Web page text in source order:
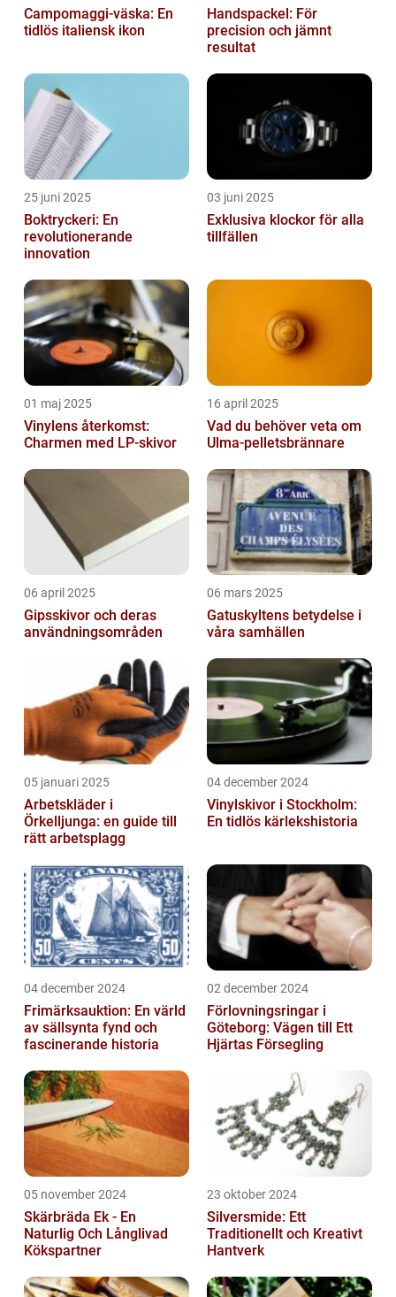
Campomaggi-väska: En
tidlös italiensk ikon
Handspackel: För
precision och jämnt
resultat
25 juni 2025
Boktryckeri: En
revolutionerande
innovation
03 juni 2025
Exklusiva klockor för alla
tillfällen
01 maj 2025
Vinylens återkomst:
Charmen med LP-skivor
16 april 2025
Vad du behöver veta om
Ulma-pelletsbrännare
06 april 2025
Gipsskivor och deras
användningsområden
06 mars 2025
Gatuskyltens betydelse i
våra samhällen
05 januari 2025
Arbetskläder i
Örkelljunga: en guide till
rätt arbetsplagg
04 december 2024
Vinylskivor i Stockholm:
En tidlös kärlekshistoria
04 december 2024
Frimärksauktion: En värld
av sällsynta fynd och
fascinerande historia
02 december 2024
Förlovningsringar i
Göteborg: Vägen till Ett
Hjärtas Försegling
05 november 2024
Skärbräda Ek - En
Naturlig Och Långlivad
Kökspartner
23 oktober 2024
Silversmide: Ett
Traditionellt och Kreativt
Hantverk